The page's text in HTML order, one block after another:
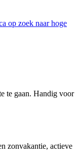
op zoek naar hoge
te gaan. Handig voor
zonvakantie, actieve